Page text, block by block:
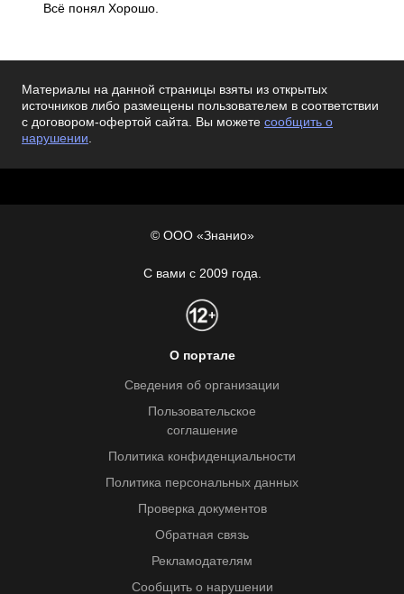
Всё понял Хорошо.
Материалы на данной страницы взяты из открытых
источников либо размещены пользователем в соответствии
с договором-офертой сайта. Вы можете сообщить о
нарушении.
© ООО «Знанио»
С вами с 2009 года.
О портале
Сведения об организации
Пользовательское
соглашение
Политика конфиденциальности
Политика персональных данных
Проверка документов
Обратная связь
Рекламодателям
Сообщить о нарушении